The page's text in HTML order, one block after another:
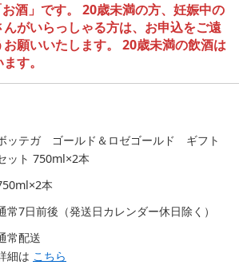
酒」です。 20歳未満の方、妊娠中の
がいらっしゃる方は、お申込をご遠
願いいたします。 20歳未満の飲酒は
す。
ッテガ ゴールド＆ロゼゴールド ギフト
ット 750ml×2本
本
常7日前後（発送日カレンダー休日除く）
常配送
細は こちら